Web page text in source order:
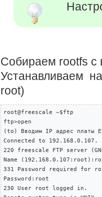
Собираем rootfs с
Устанавливаем
root)
root@freescale ~$ftp
ftp>open
(to) Вводим IP адрес платы
Connected to 192.168.0.107.
220 freescale FTP server
Name
331 Password required for
Password:root
230 User root logged in.